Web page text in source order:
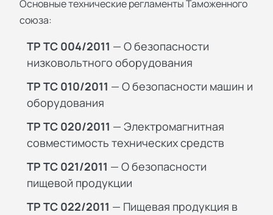
Основные технические регламенты Таможенного
союза:
ТР ТС 004/2011 — О безопасности
низковольтного оборудования
ТР ТС 010/2011 — О безопасности машин и
оборудования
ТР ТС 020/2011 — Электромагнитная
совместимость технических средств
ТР ТС 021/2011 — О безопасности
пищевой продукции
ТР ТС 022/2011 — Пищевая продукция в